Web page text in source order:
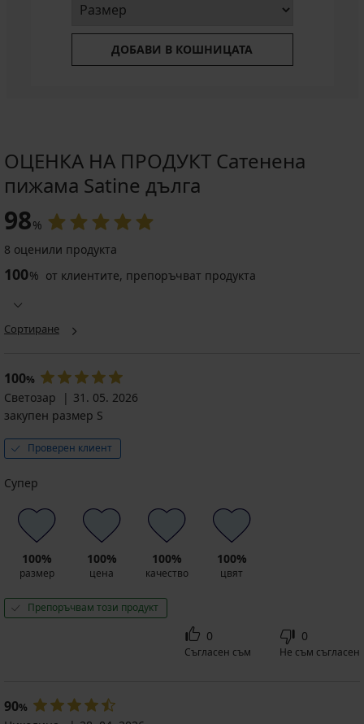
ДОБАВИ В КОШНИЦАТА
ОЦЕНКА НА ПРОДУКТ Сатенена
пижама Satine дълга
98%
8 оценили продукта
100% от клиентите, препоръчват продукта
Сортиране
100%
Светозар
31. 05. 2026
закупен размер S
Проверен клиент
Супер
100%
размер
100%
цена
100%
качество
100%
цвят
Препоръчвам този продукт
0
Съгласен съм
0
Не съм съгласен
90%